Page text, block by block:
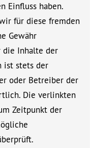
Einfluss haben.
für diese fremden
Gewähr
die Inhalte der
ist stets der
oder Betreiber der
Die verlinkten
Zeitpunkt der